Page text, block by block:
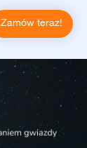
Zamów teraz!